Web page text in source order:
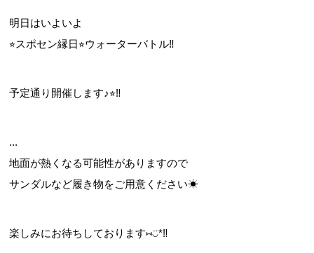
スポーツ教室体験
明日はいよいよ
⭐︎スポセン縁日⭐︎ウォーターバトル‼︎
予定通り開催します♪⭐︎‼︎
...
地面が熱くなる可能性がありますので
サンダルなど履き物をご用意ください☀︎
楽しみにお待ちしております⑅◡̈*‼︎